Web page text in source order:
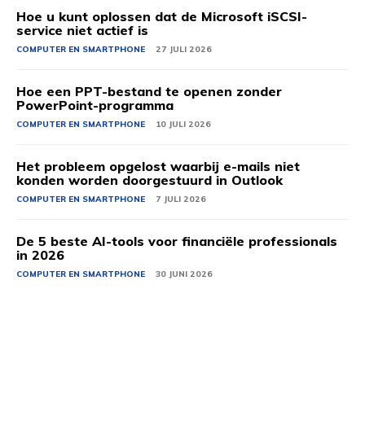
Hoe u kunt oplossen dat de Microsoft iSCSI-
service niet actief is
COMPUTER EN SMARTPHONE 27 JULI 2026
Hoe een PPT-bestand te openen zonder
PowerPoint-programma
COMPUTER EN SMARTPHONE 10 JULI 2026
Het probleem opgelost waarbij e-mails niet
konden worden doorgestuurd in Outlook
COMPUTER EN SMARTPHONE 7 JULI 2026
De 5 beste AI-tools voor financiële professionals
in 2026
COMPUTER EN SMARTPHONE 30 JUNI 2026